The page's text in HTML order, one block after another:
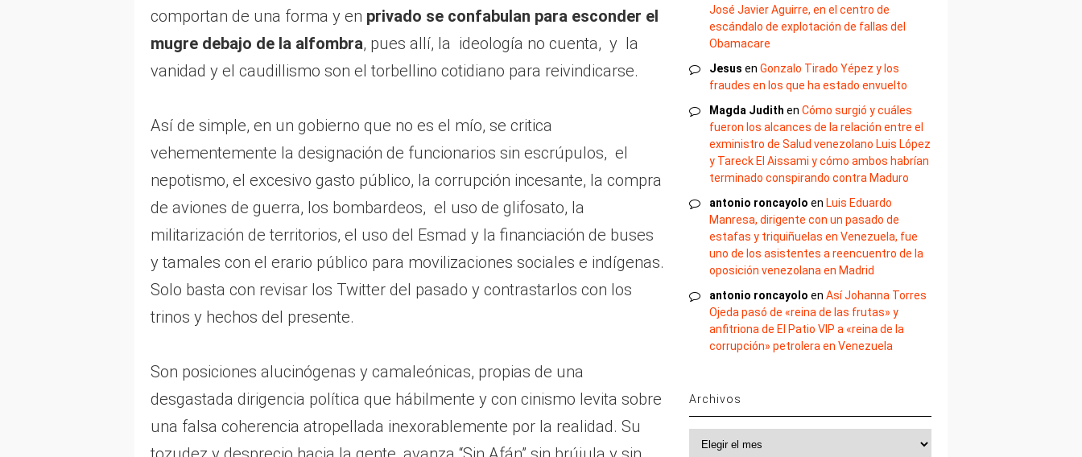
comportan de una forma y en privado se confabulan para esconder el
mugre debajo de la alfombra, pues allí, la ideología no cuenta, y la
vanidad y el caudillismo son el torbellino cotidiano para reivindicarse.
Así de simple, en un gobierno que no es el mío, se critica
vehementemente la designación de funcionarios sin escrúpulos, el
nepotismo, el excesivo gasto público, la corrupción incesante, la compra
de aviones de guerra, los bombardeos, el uso de glifosato, la
militarización de territorios, el uso del Esmad y la financiación de buses
y tamales con el erario público para movilizaciones sociales e indígenas.
Solo basta con revisar los Twitter del pasado y contrastarlos con los
trinos y hechos del presente.
Son posiciones alucinógenas y camaleónicas, propias de una
desgastada dirigencia política que hábilmente y con cinismo levita sobre
una falsa coherencia atropellada inexorablemente por la realidad. Su
José Javier Aguirre, en el centro de
escándalo de explotación de fallas del
Obamacare
Jesus enGonzalo Tirado Yépez y los
fraudes en los que ha estado envuelto
Magda Judith enCómo surgió y cuáles
fueron los alcances de la relación entre el
exministro de Salud venezolano Luis López
y Tareck El Aissami y cómo ambos habrían
terminado conspirando contra Maduro
antonio roncayolo en Luis Eduardo
Manresa, dirigente con un pasado de
estafas y triquiñuelas en Venezuela, fue
uno de los asistentes a reencuentro de la
oposición venezolana en Madrid
antonio roncayolo enAsí Johanna Torres
Ojeda pasó de «reina de las frutas» y
anfitriona de El Patio VIP a «reina de la
corrupción» petrolera en Venezuela
Archivos